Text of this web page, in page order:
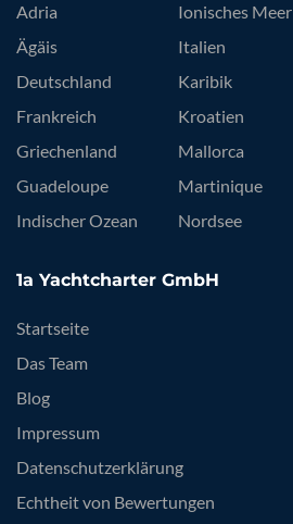
Adria
Ägäis
Deutschland
Frankreich
Griechenland
Guadeloupe
Indischer Ozean
Ionisches Meer
Italien
Karibik
Kroatien
Mallorca
Martinique
Nordsee
1a Yachtcharter GmbH
Startseite
Das Team
Blog
Impressum
Datenschutzerklärung
Echtheit von Bewertungen